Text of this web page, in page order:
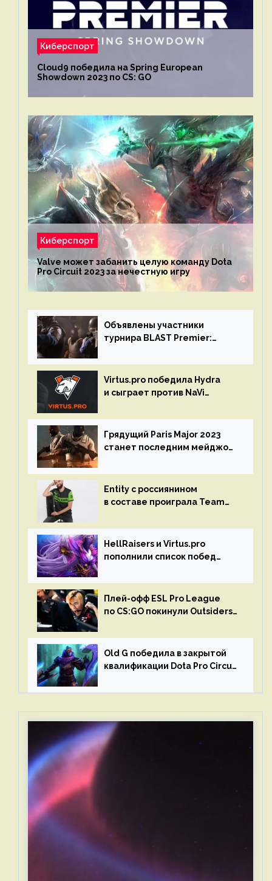
Киберспорт
Cloud9 победила на Spring European
Showdown 2023 по CS: GO
Киберспорт
Valve может забанить целую команду Dota
Pro Circuit 2023 за нечестную игру
Объявлены участники
турнира BLAST Premier:
Virtus.pro победила Hydra
и сыграет против NaVi
Грядущий Paris Major 2023
станет последним мейджор-
Entity с россиянином
в составе проиграла Team
HellRaisers и Virtus.pro
пополнили список побед
Плей-офф ESL Pro League
по CS:GO покинули Outsiders
Old G победила в закрытой
квалификации Dota Pro Circuit